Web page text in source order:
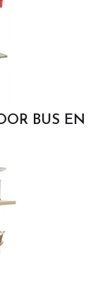
BUS EN
| 1:87